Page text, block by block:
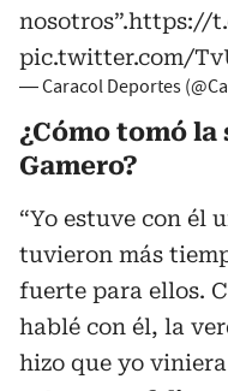
nosotros”.https://
pic.twitter.com/
— Caracol Deportes
¿Cómo tomó
Gamero?
“Yo estuve con él
tuvieron más
fuerte para ellos.
hablé con él, la
hizo que yo